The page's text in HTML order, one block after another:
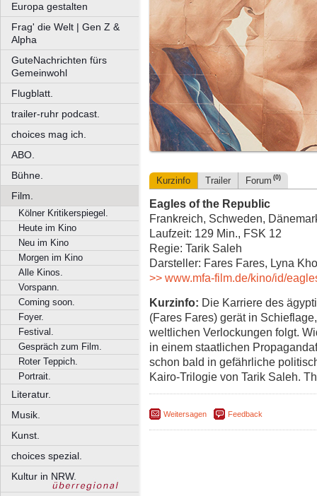
Europa gestalten
Frag' die Welt | Gen Z &
Alpha
GuteNachrichten fürs
Gemeinwohl
Flugblatt.
trailer-ruhr podcast.
choices mag ich.
ABO.
Bühne.
Film.
Kölner Kritikerspiegel.
Heute im Kino
Neu im Kino
Morgen im Kino
Alle Kinos.
Vorspann.
Coming soon.
Foyer.
Festival.
Gespräch zum Film.
Roter Teppich.
Portrait.
Literatur.
Musik.
Kunst.
choices spezial.
Kultur in NRW.
Kurzinfo Trailer Forum (0)
Eagles of the Republic
Frankreich, Schweden,
Laufzeit: 129 Min., FSK 12
Regie: Tarik Saleh
Darsteller: Fares Fares, Lyna
>> www.mfa-film.de/kino/id/
Kurzinfo: Die Karriere des
(Fares Fares) gerät in
weltlichen Verlockungen folgt.
in einem staatlichen
schon bald in gefährliche
Kairo-Trilogie von Tarik Saleh.
Weitersagen Feedback